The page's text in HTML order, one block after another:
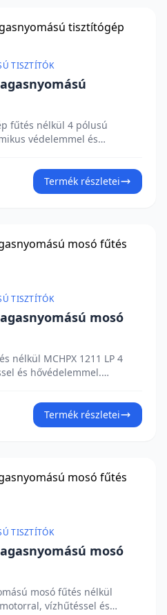
40°C. Érdekli az
TISZTÍTÓK
fűtés nélkül 4 pólusú
védelemmel és
szeleppel. Alacsony
rozsdamentes acél
mosószertartály és
az árajánlat?
Termék részletei
TISZTÍTÓK
mosó
nélkül MCHPX 1211 LP 4
és hővédelemmel.
Stop rendszerrel rendelkezik.
nyomásszabályozó és
Falra szerelhető.
Termék részletei
TISZTÍTÓK
mosó
mosó fűtés nélkül
vízhűtéssel és